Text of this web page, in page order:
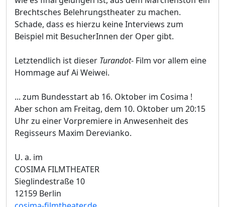
Brechtsches Belehrungstheater zu machen.
Schade, dass es hierzu keine Interviews zum
Beispiel mit BesucherInnen der Oper gibt.
Letztendlich ist dieser Turandot- Film vor allem eine
Hommage auf Ai Weiwei.
... zum Bundesstart ab 16. Oktober im Cosima !
Aber schon am Freitag, dem 10. Oktober um 20:15
Uhr zu einer Vorpremiere in Anwesenheit des
Regisseurs Maxim Derevianko.
U. a. im
COSIMA FILMTHEATER
Sieglindestraße 10
12159 Berlin